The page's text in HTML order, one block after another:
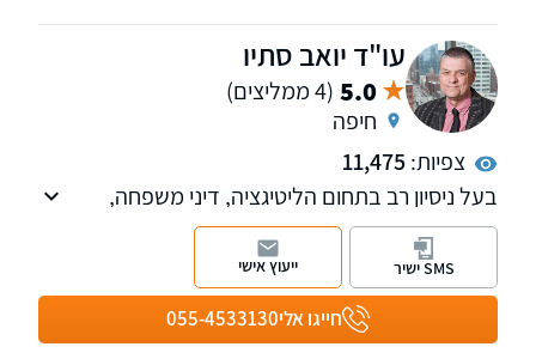
עו"ד יואב סתיו
5.0 (4 ממליצים)
חיפה
צפיות:11,475
בעל ניסיון רב בתחום הליטיגציה, דיני משפחה,
סכסוכי ירושה, משפט מסחרי לרבות מקרקעין ודיני
שנה.
חייגו אלי055-4533130
SMS ישיר ייעוץ אישי